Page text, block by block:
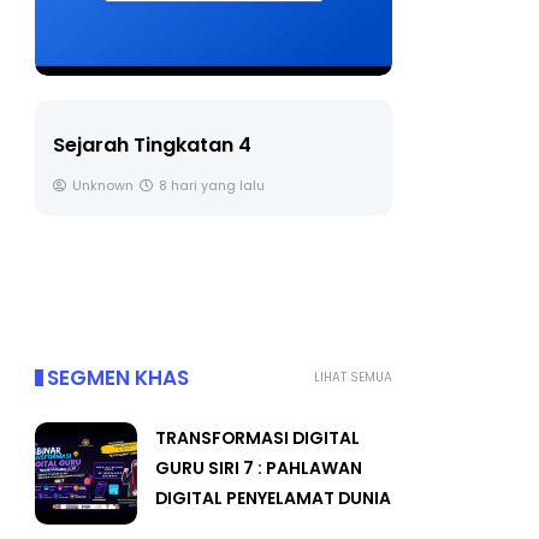
Sejarah Tingkatan 4
Unknown 8 hari yang lalu
LIHAT SEMUA
SEGMEN KHAS
TRANSFORMASI DIGITAL
GURU SIRI 7 : PAHLAWAN
DIGITAL PENYELAMAT DUNIA